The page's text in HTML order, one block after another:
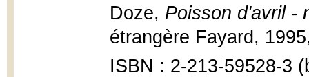
Doze, Poisson d'avril -
étrangère Fayard,
ISBN : 2-213-59528-3